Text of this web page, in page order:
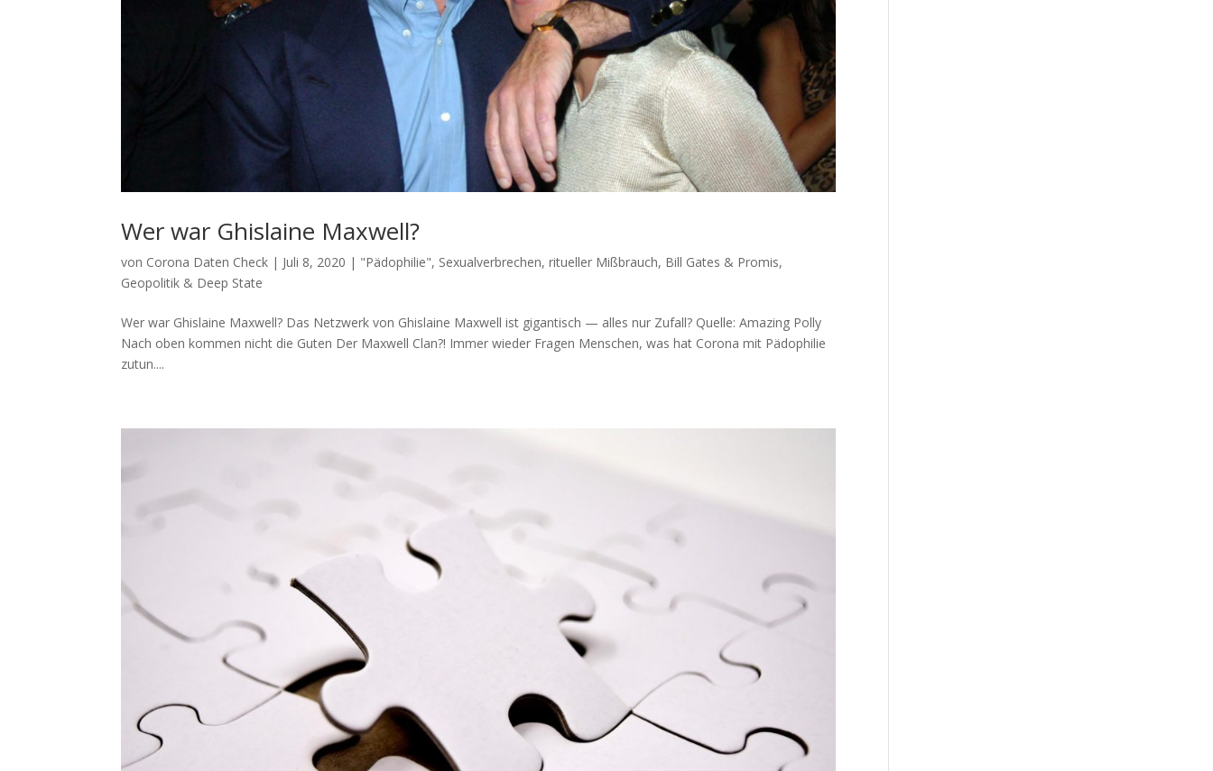
Wer war Ghislaine Maxwell?
von Corona Daten Check | Juli 8, 2020 | "Pädophilie", Sexualverbrechen, ritueller Mißbrauch, Bill Gates & Promis,
Geopolitik & Deep State
Wer war Ghislaine Maxwell? Das Netz­werk von Ghis­lai­ne Max­well ist gigan­tisch — alles nur Zufall? Quel­le: Ama­zing Polly
Nach oben kom­men nicht die Guten Der Max­well Clan?! Immer wie­der Fra­gen Men­schen, was hat Coro­na mit Pädo­phi­lie
zutun....